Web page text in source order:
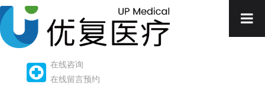
在线咨询
在线留言预约